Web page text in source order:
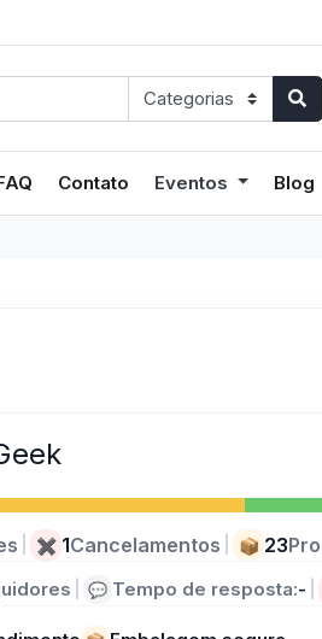
Contato Eventos Blog
✖ 1Cancelamentos 📦 23
💬 Tempo de resposta:-